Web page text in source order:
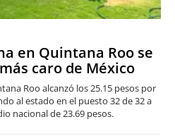
en Quintana Roo se
caro de México
Roo alcanzó los 25.15 pesos por
al estado en el puesto 32 de 32 a
nacional de 23.69 pesos.